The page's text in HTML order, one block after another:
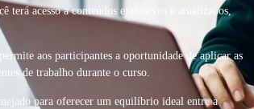
terá acesso a conteúdos exclusivos e atualizados,
aos participantes a oportunidade de aplicar as
de trabalho durante o curso.
para oferecer um equilíbrio ideal entre a